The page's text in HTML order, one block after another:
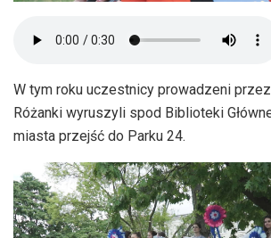
W tym roku uczestnicy prowadzeni
Różanki wyruszyli spod Biblioteki
miasta przejść do Parku 24.